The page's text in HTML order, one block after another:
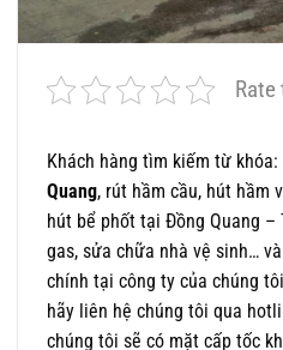
Khách hàng tìm kiếm từ khóa:
Quang, rút hầm cầu, hút hầm
hút bể phốt tại Đồng Quang –
gas, sửa chữa nhà vệ sinh…
chính tại công ty của chúng
hãy liên hệ chúng tôi qua
chúng tôi sẽ có mặt cấp tốc